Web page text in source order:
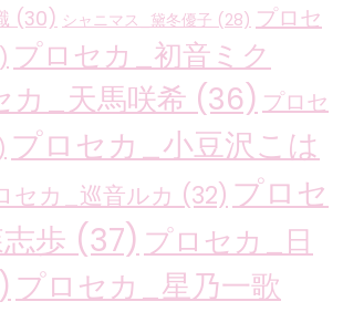
(30) シャニマス_黛冬優子 (28) プロセ
プロセカ_初音ミク
カ_天馬咲希 (36) プロセ
プロセカ_小豆沢こは
セカ_巡音ルカ (32) プロセ
歩 (37) プロセカ_日
プロセカ_星乃一歌